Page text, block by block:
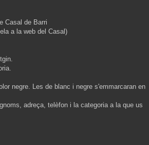
Casal de Barri
a la web del Casal)
negre. Les de blanc i negre s'emmarcaran en
adreça, telèfon i la categoria a la que us